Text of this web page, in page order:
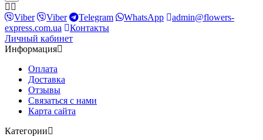
Viber Viber Telegram WhatsApp
admin@flowers-
express.com.ua
Контакты
Личный кабинет
Информация
Оплата
Доставка
Отзывы
Связаться с нами
Карта сайта
Категории